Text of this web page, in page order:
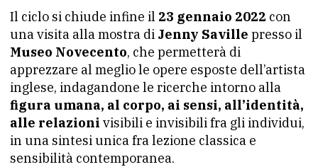
Il ciclo si chiude infine il 23 gennaio 2022 con
una visita alla mostra di Jenny Saville presso il
Museo Novecento, che permetterà di
apprezzare al meglio le opere esposte dell’artista
inglese, indagandone le ricerche intorno alla
figura umana, al corpo, ai sensi, all’identità,
alle relazioni visibili e invisibili fra gli individui,
in una sintesi unica fra lezione classica e
sensibilità contemporanea.